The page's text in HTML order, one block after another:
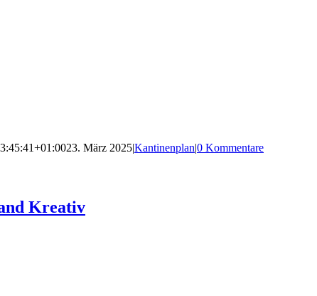
23. März 2025|Kantinenplan|0 Kommentare
Kreativ